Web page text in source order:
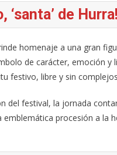
‘santa’ de
homenaje a una gran
de carácter, emoción y
festivo, libre y sin
del festival, la jornada
emblemática procesión a